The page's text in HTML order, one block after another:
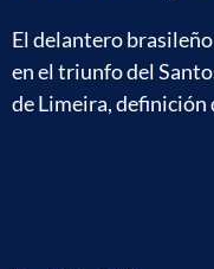
El delantero
en el triunfo del
de Limeira, definición